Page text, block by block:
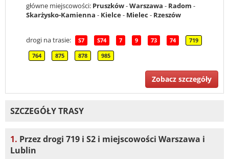
główne miejscowości: Pruszków-Warszawa - Radom -
Skarżysko-Kamienna - Kielce- Mielec - Rzeszów
drogi na trasie: S7 S74 7 9 73 74 719
764 875 878 985
Zobacz szczegóły
SZCZEGÓŁY TRASY
1. Przez drogi 719 i S2 i miejscowości Warszawa i
Lublin